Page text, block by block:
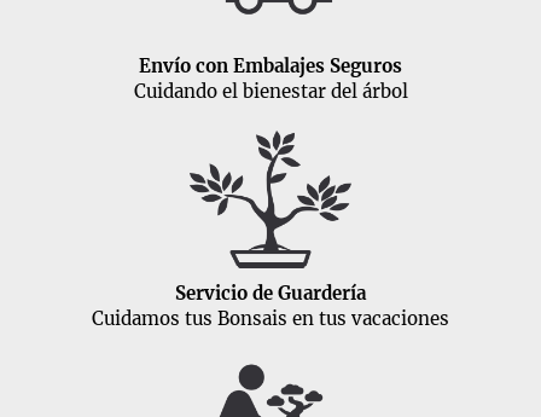
Envío con Embalajes Seguros
Cuidando el bienestar del árbol
Servicio de Guardería
Cuidamos tus Bonsais en tus vacaciones